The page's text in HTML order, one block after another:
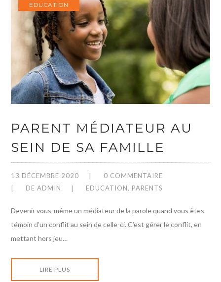
EDUCATION
PARENT MÉDIATEUR AU
SEIN DE SA FAMILLE
13 DÉCEMBRE 2020
0 COMMENTAIRE
DEADMIN EDUCATION, PARENTS
Devenir vous-même un médiateur de la parole quand vous êtes
témoin d’un conflit au sein de celle-ci. C’est gérer le conflit, en
mettant hors jeu…
LIRE PLUS